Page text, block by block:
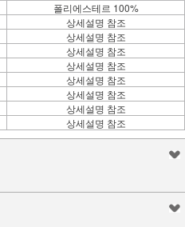
폴리에스테르 100%
상세설명 참조
상세설명 참조
상세설명 참조
상세설명 참조
상세설명 참조
상세설명 참조
상세설명 참조
상세설명 참조